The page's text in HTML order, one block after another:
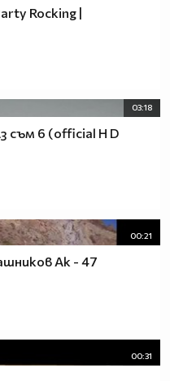
Rocking |
03:18
съм 6 (official H D
00:21
Ак - 47
00:31